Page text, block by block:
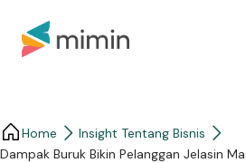
Home
Insight Tentang Bisnis
Dampak Buruk Bikin Pelanggan Jelasin